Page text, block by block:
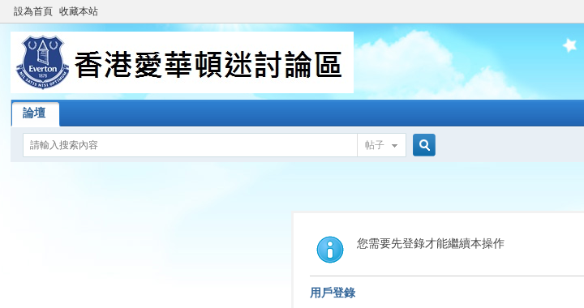
設為首頁 收藏本站
論壇
帖子
索
您需要先登錄才能繼續本操作
用戶登錄